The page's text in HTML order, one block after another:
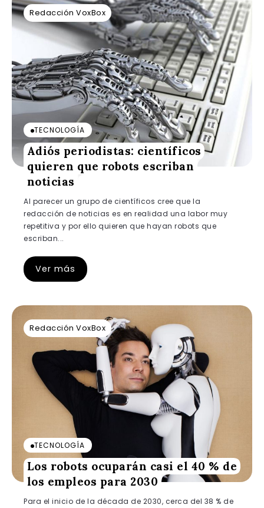
Redacción VoxBox
TECNOLOGÍA
Adiós periodistas: científicos
quieren que robots escriban
noticias
Al parecer un grupo de científicos cree que la
redacción de noticias es en realidad una labor muy
repetitiva y por ello quieren que hayan robots que
escriban...
Ver más
Redacción VoxBox
TECNOLOGÍA
Los robots ocuparán casi el 40 % de
los empleos para 2030
Para el inicio de la década de 2030, cerca del 38 % de